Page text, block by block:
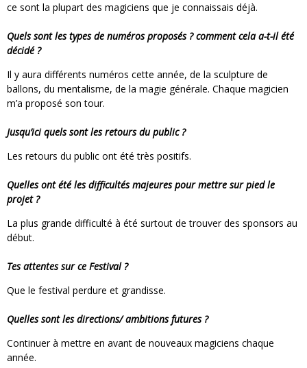
ce sont la plupart des magiciens que je connaissais déjà.
Quels sont les types de numéros proposés ? comment cela a-t-il été
décidé ?
Il y aura différents numéros cette année, de la sculpture de
ballons, du mentalisme, de la magie générale. Chaque magicien
m’a proposé son tour.
Jusqu’ici quels sont les retours du public ?
Les retours du public ont été très positifs.
Quelles ont été les difficultés majeures pour mettre sur pied le
projet ?
La plus grande difficulté à été surtout de trouver des sponsors au
début.
Tes attentes sur ce Festival ?
Que le festival perdure et grandisse.
Quelles sont les directions/ ambitions futures ?
Continuer à mettre en avant de nouveaux magiciens chaque
année.